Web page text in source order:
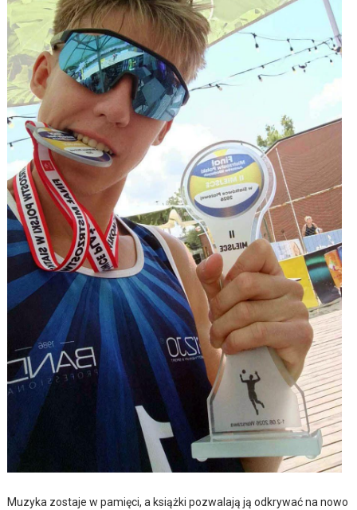
Muzyka zostaje w pamięci, a książki pozwalają ją odkrywać na nowo